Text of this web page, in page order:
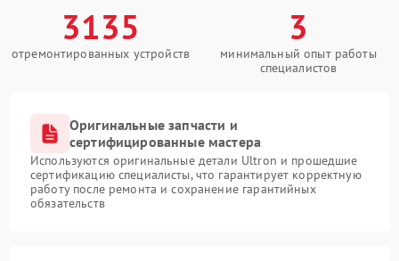
3135
отремонтированных устройств
3
минимальный опыт работы
специалистов
Оригинальные запчасти и
сертифицированные мастера
Используются оригинальные детали Ultron и прошедшие
сертификацию специалисты, что гарантирует корректную
работу после ремонта и сохранение гарантийных
обязательств